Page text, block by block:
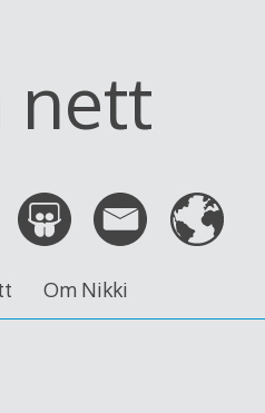
nett
Om Nikki